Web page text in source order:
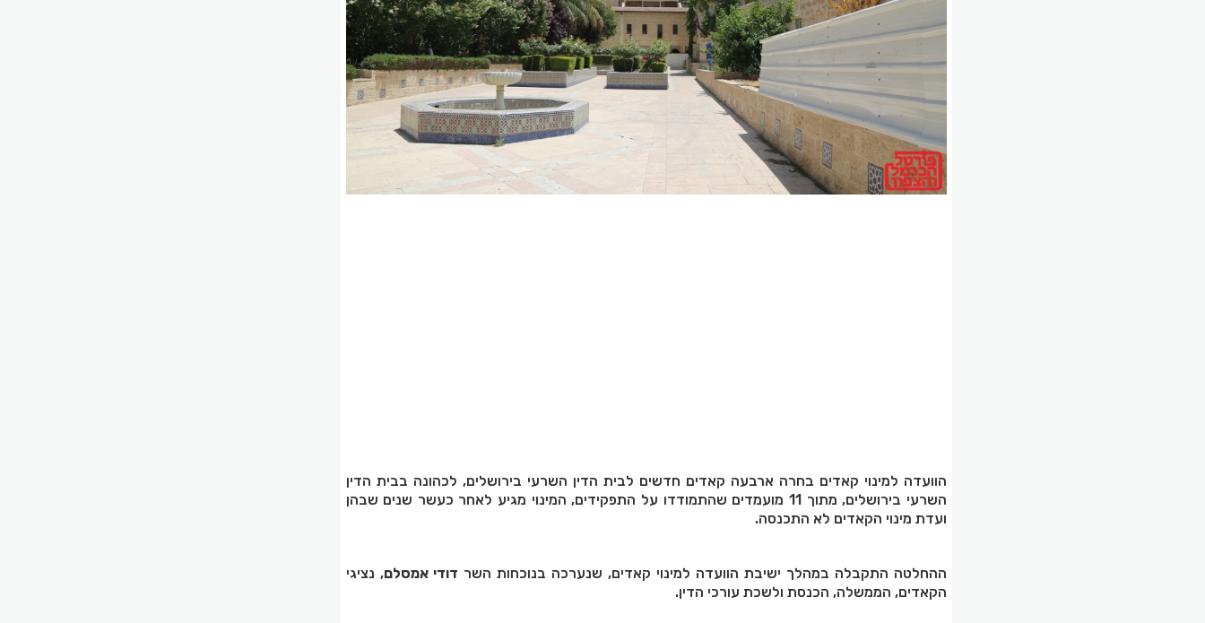
הוועדה למינוי קאדים בחרה ארבעה קאדים חדשים לבית הדין השרעי בירושלים, לכהונה בבית הדין
השרעי בירושלים, מתוך 11 מועמדים שהתמודדו על התפקידים, המינוי מגיע לאחר כעשר שנים שבהן
ועדת מינוי הקאדים לא התכנסה.
ההחלטה התקבלה במהלך ישיבת הוועדה למינוי קאדים, שנערכה בנוכחות השר דודי אמסלם, נציגי
הקאדים, הממשלה, הכנסת ולשכת עורכי הדין.